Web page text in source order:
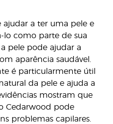
a ter uma pele e
lo como parte de sua
pele pode ajudar a
aparência saudável.
é particularmente útil
da pele e ajuda a
mostram que
Cedarwood pode
problemas capilares.